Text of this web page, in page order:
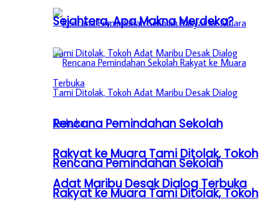
Rencana Pemindahan Sekolah
Rakyat ke Muara Tami Ditolak, Tokoh
Adat Maribu Desak Dialog Terbuka
Sejahtera, Apa Makna Merdeka?
Rencana Pemindahan Sekolah
Rakyat ke Muara Tami Ditolak, Tokoh